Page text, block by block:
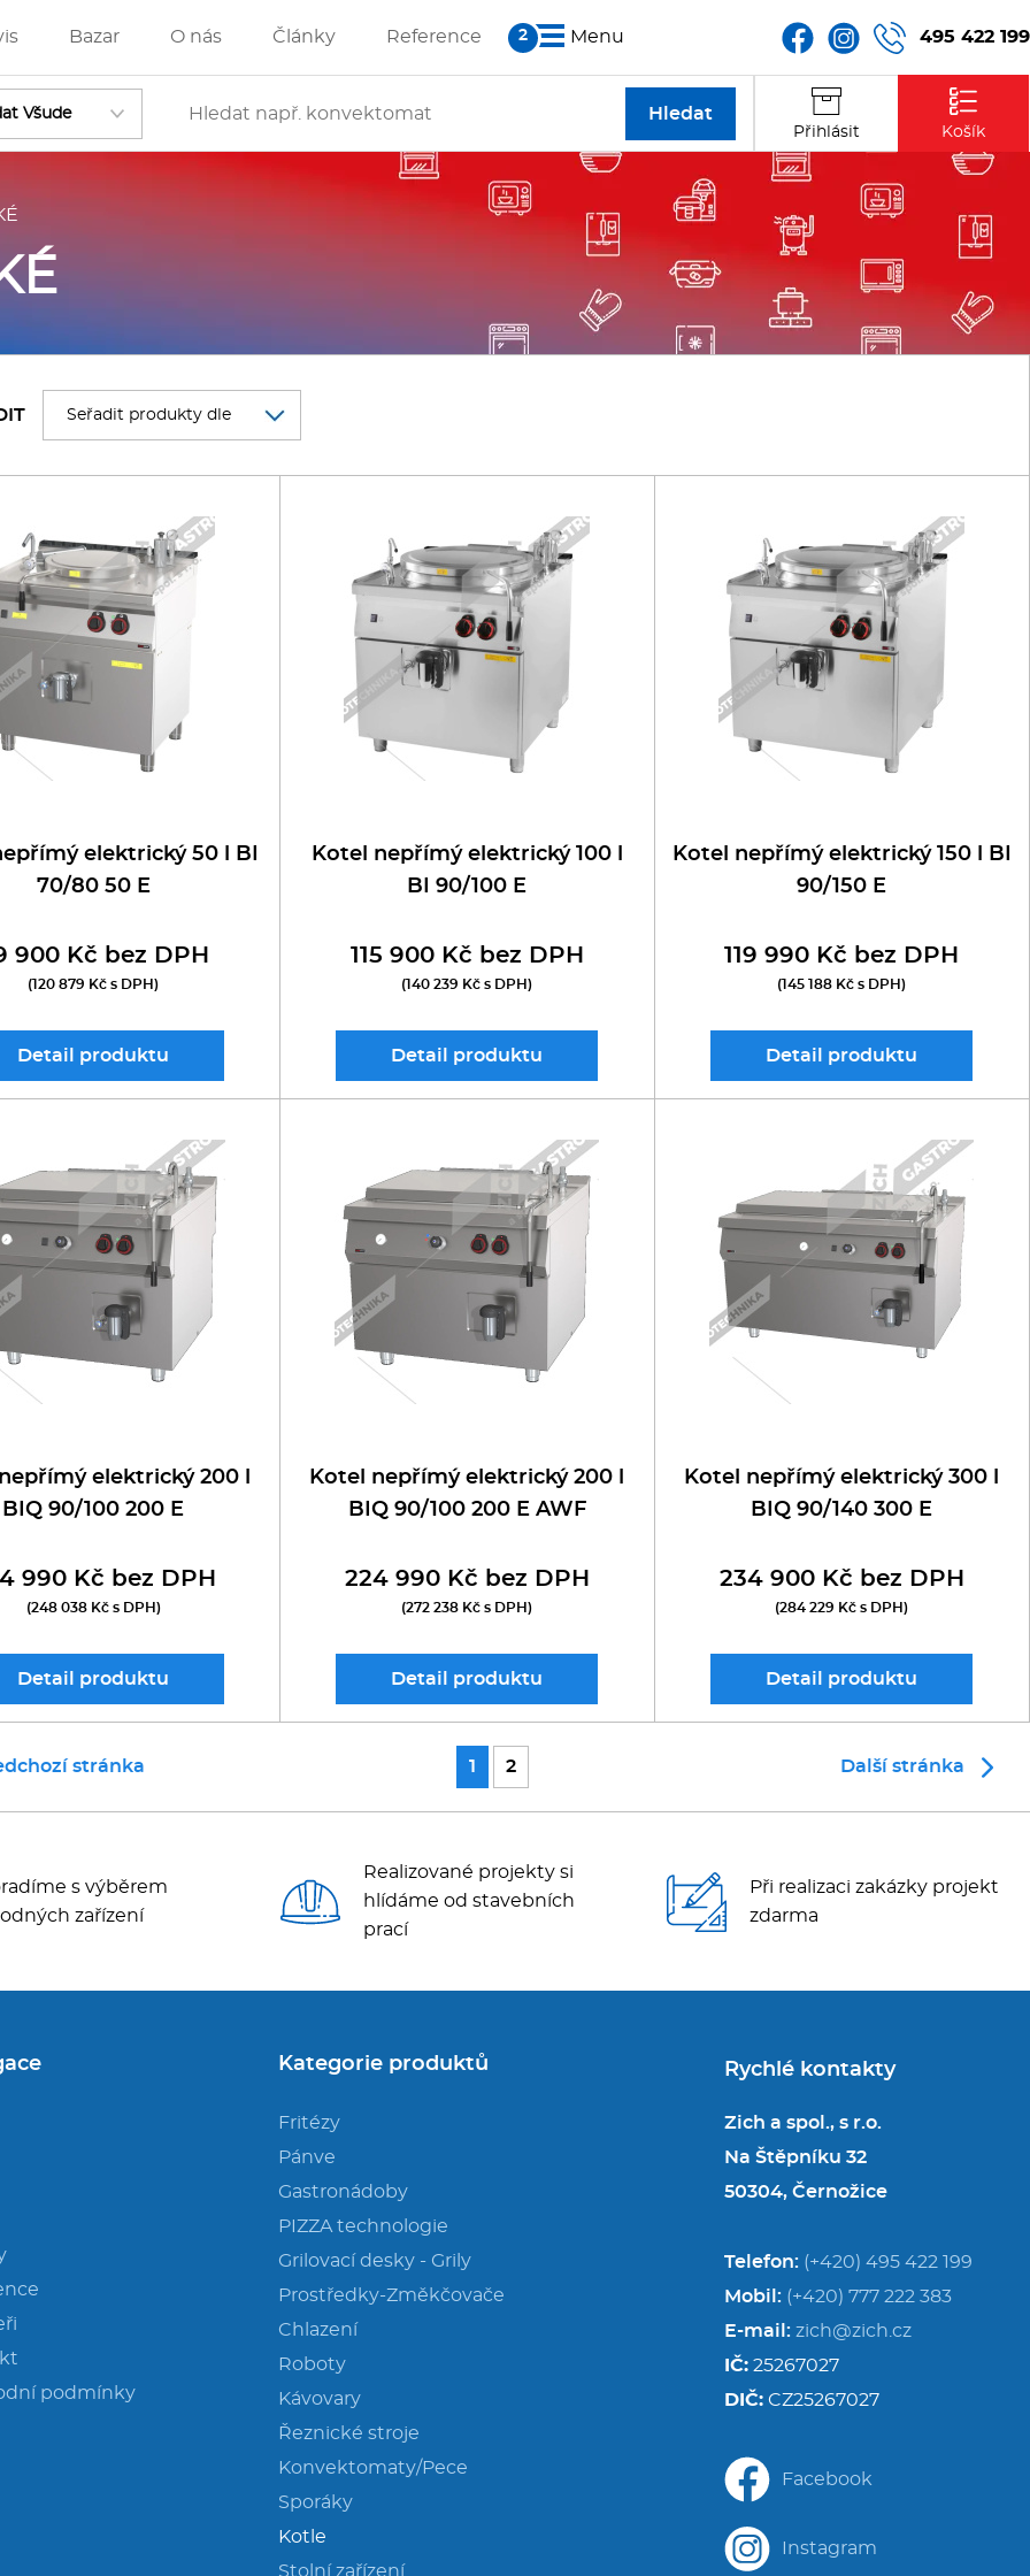
495 422 199
Přihlásit Košík
Bazar O nás Články Reference Menu
technologie
stroje
zařízení
výdej a regen.
lázně
elektrický 50 l BI
70/80 50 E
900 Kč bez DPH
(120 879 Kč s DPH)
Detail produktu
Kotel nepřímý elektrický 100 l
BI 90/100 E
115 900 Kč bez DPH
(140 239 Kč s DPH)
Detail produktu
Kotel nepřímý elektrický 150 l BI
90/150 E
119 990 Kč bez DPH
(145 188 Kč s DPH)
Detail produktu
elektrický 200 l
BIQ 90/100 200 E
990 Kč bez DPH
(248 038 Kč s DPH)
Detail produktu
Kotel nepřímý elektrický 200 l
BIQ 90/100 200 E AWF
224 990 Kč bez DPH
(272 238 Kč s DPH)
Detail produktu
Kotel nepřímý elektrický 300 l
BIQ 90/140 300 E
234 900 Kč bez DPH
(284 229 Kč s DPH)
Detail produktu
stránka 1 2 Další stránka
s výběrem
zařízení
Realizované projekty si
hlídáme od stavebních
prací
Při realizaci zakázky projekt
zdarma
podmínky
Kategorie produktů
Fritézy
Pánve
Gastronádoby
PIZZA technologie
Grilovací desky - Grily
Prostředky-Změkčovače
Chlazení
Roboty
Kávovary
Řeznické stroje
Konvektomaty/Pece
Sporáky
Kotle
Stolní zařízení
Rychlé kontakty
Zich a spol., s r.o.
Na Štěpníku 32
50304, Černožice
Telefon: (+420) 495 422 199
Mobil: (+420) 777 222 383
E-mail: zich@zich.cz
IČ: 25267027
DIČ: CZ25267027
Facebook
Instagram